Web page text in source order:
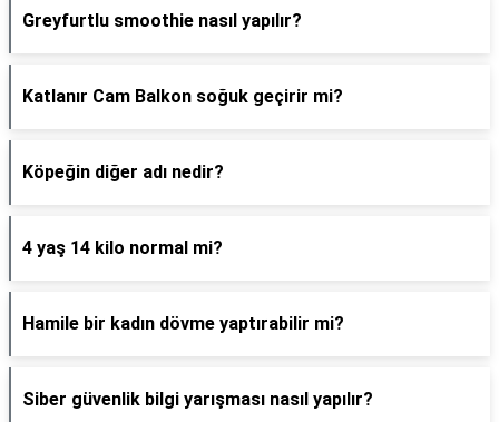
Greyfurtlu smoothie nasıl yapılır?
Katlanır Cam Balkon soğuk geçirir mi?
Köpeğin diğer adı nedir?
4 yaş 14 kilo normal mi?
Hamile bir kadın dövme yaptırabilir mi?
Siber güvenlik bilgi yarışması nasıl yapılır?